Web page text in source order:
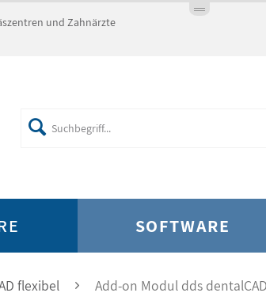
und Zahnärzte
SOFTWARE
flexibel Add-on Modul dds dentalCAD